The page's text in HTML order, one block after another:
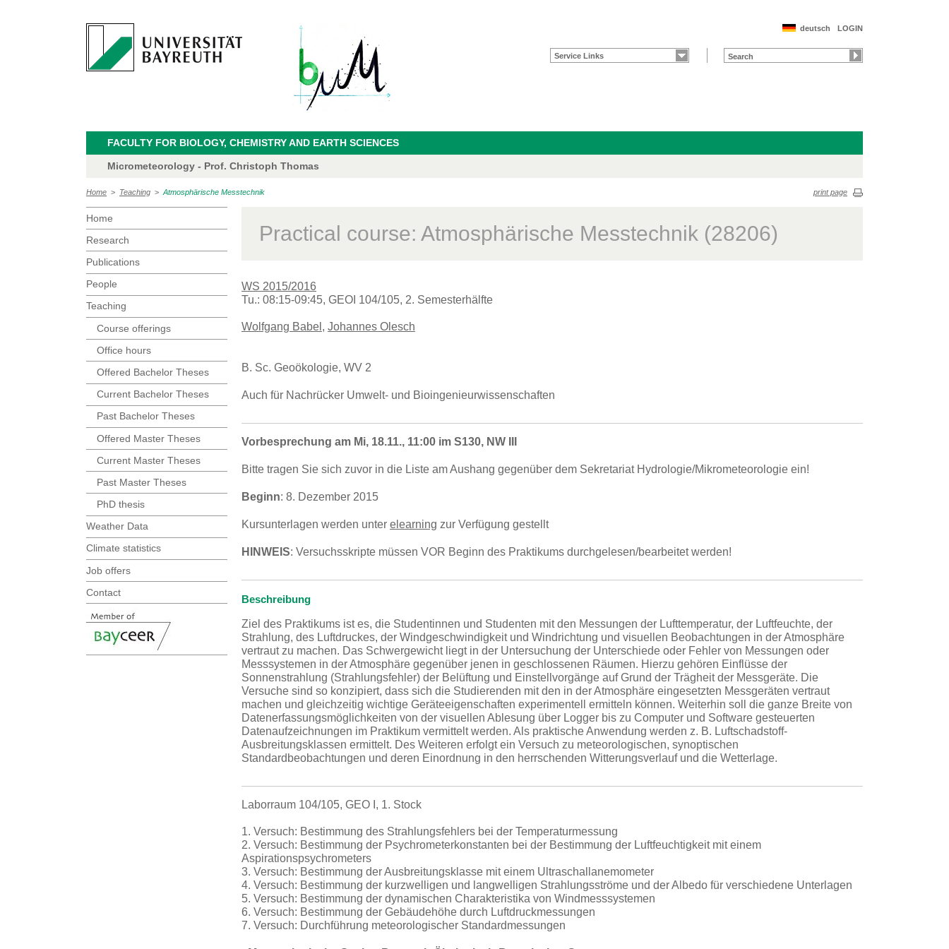
LOGIN
deutsch
Service Links
FACULTY FOR BIOLOGY, CHEMISTRY AND EARTH SCIENCES
Micrometeorology - Prof. Christoph Thomas
Home > Teaching > Atmosphärische Messtechnik print page
Home
Research
Publications
People
Teaching
Course offerings
Office hours
Offered Bachelor Theses
Current Bachelor Theses
Past Bachelor Theses
Offered Master Theses
Current Master Theses
Past Master Theses
PhD thesis
Weather Data
Climate statistics
Job offers
Contact
Practical course: Atmosphärische Messtechnik (28206)
WS 2015/2016
Tu.: 08:15-09:45, GEOI 104/105, 2. Semesterhälfte
Wolfgang Babel , Johannes Olesch
B. Sc. Geoökologie, WV 2
Auch für Nachrücker Umwelt- und Bioingenieurwissenschaften
Vorbesprechung am Mi, 18.11., 11:00 im S130, NW III
Bitte tragen Sie sich zuvor in die Liste am Aushang gegenüber dem Sekretariat Hydrologie/Mikrometeorologie ein!
Beginn: 8. Dezember 2015
Kursunterlagen werden unter elearning zur Verfügung gestellt
HINWEIS: Versuchsskripte müssen VOR Beginn des Praktikums durchgelesen/bearbeitet werden!
Beschreibung
Ziel des Praktikums ist es, die Studentinnen und Studenten mit den Messungen der Lufttemperatur, der Luftfeuchte, der
Strahlung, des Luftdruckes, der Windgeschwindigkeit und Windrichtung und visuellen Beobachtungen in der Atmosphäre
vertraut zu machen. Das Schwergewicht liegt in der Untersuchung der Unterschiede oder Fehler von Messungen oder
Messsystemen in der Atmosphäre gegenüber jenen in geschlossenen Räumen. Hierzu gehören Einflüsse der
Sonnenstrahlung (Strahlungsfehler) der Belüftung und Einstellvorgänge auf Grund der Trägheit der Messgeräte. Die
Versuche sind so konzipiert, dass sich die Studierenden mit den in der Atmosphäre eingesetzten Messgeräten vertraut
machen und gleichzeitig wichtige Geräteeigenschaften experimentell ermitteln können. Weiterhin soll die ganze Breite von
Datenerfassungsmöglichkeiten von der visuellen Ablesung über Logger bis zu Computer und Software gesteuerten
Datenaufzeichnungen im Praktikum vermittelt werden. Als praktische Anwendung werden z. B. Luftschadstoff-
Ausbreitungsklassen ermittelt. Des Weiteren erfolgt ein Versuch zu meteorologischen, synoptischen
Standardbeobachtungen und deren Einordnung in den herrschenden Witterungsverlauf und die Wetterlage.
Laborraum 104/105, GEO I, 1. Stock
1. Versuch: Bestimmung des Strahlungsfehlers bei der Temperaturmessung
2. Versuch: Bestimmung der Psychrometerkonstanten bei der Bestimmung der Luftfeuchtigkeit mit einem
Aspirationspsychrometers
3. Versuch: Bestimmung der Ausbreitungsklasse mit einem Ultraschallanemometer
4. Versuch: Bestimmung der kurzwelligen und langwelligen Strahlungsströme und der Albedo für verschiedene Unterlagen
5. Versuch: Bestimmung der dynamischen Charakteristika von Windmesssystemen
6. Versuch: Bestimmung der Gebäudehöhe durch Luftdruckmessungen
7. Versuch: Durchführung meteorologischer Standardmessungen